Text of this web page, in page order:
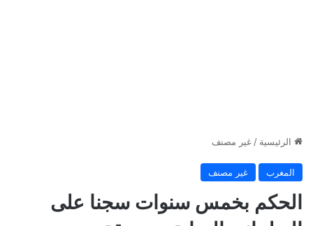
الرئيسية / غير مصنف
المغرب غير مصنف
الحكم بخمس سنوات سجنا على